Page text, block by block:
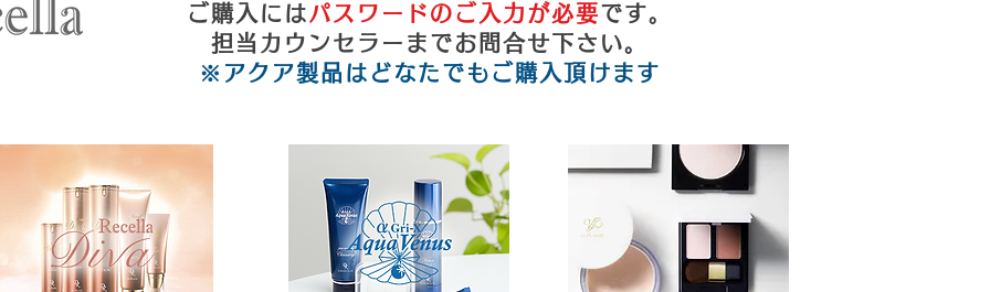
ご購入には パスワードのご入力が必要です。
​担当カウンセラーまでお問合せ下さい。
※アクア製品はどなたでもご購入頂けます